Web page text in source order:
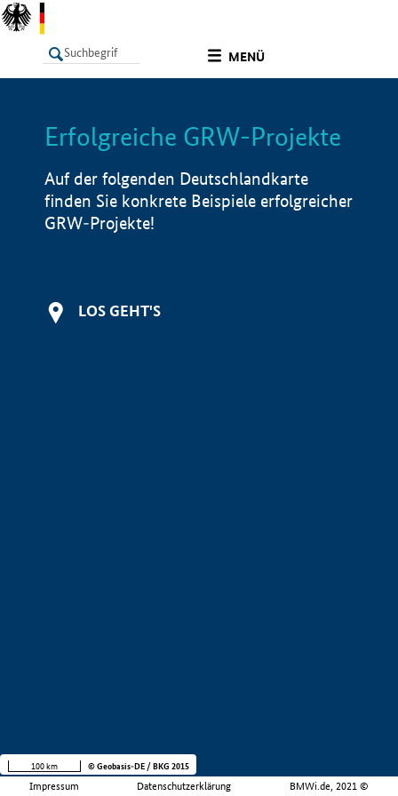
MENÜ
LISTE Info
Erfolgreiche GRW-Projekte
Auf der folgenden Deutschlandkarte
finden Sie konkrete Beispiele erfolgreicher
GRW-Projekte!
LOS GEHT'S
Impressum Datenschutzerklärung BMWi.de, 2021 ©
100 km © Geobasis-DE / BKG 2015